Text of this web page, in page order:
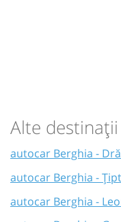
Alte
autocar Berghia -
autocar Berghia -
autocar Berghia -